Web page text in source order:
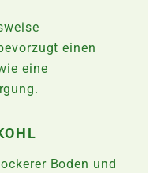
einen
eine
Boden und